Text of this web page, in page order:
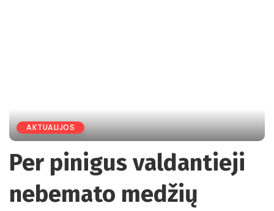
AKTUALIJOS
Per pinigus valdantieji
nebemato medžių